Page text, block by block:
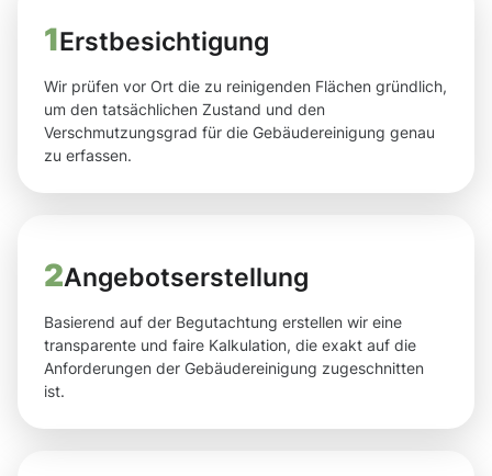
1Erstbesichtigung
Wir prüfen vor Ort die zu reinigenden Flächen gründlich,
um den tatsächlichen Zustand und den
Verschmutzungsgrad für die Gebäudereinigung genau
zu erfassen.
2Angebotserstellung
Basierend auf der Begutachtung erstellen wir eine
transparente und faire Kalkulation, die exakt auf die
Anforderungen der Gebäudereinigung zugeschnitten
ist.